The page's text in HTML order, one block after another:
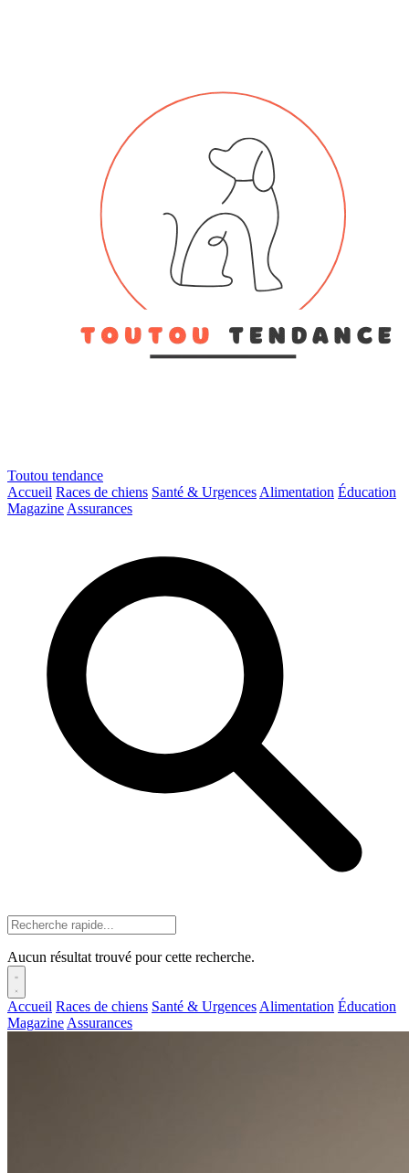
Toutou tendance
Accueil Races de chiens Santé & Urgences Alimentation Éducation
Magazine Assurances
Aucun résultat trouvé pour cette recherche.
Accueil Races de chiens Santé & Urgences Alimentation Éducation
Magazine Assurances